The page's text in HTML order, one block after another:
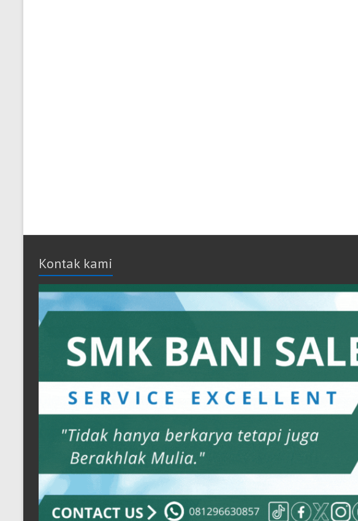
Kontak kami